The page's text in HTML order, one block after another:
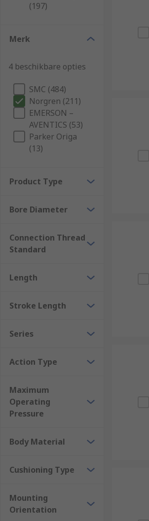
(197)
Merk
4 beschikbare opties
SMC (484)
Norgren (211)
EMERSON –
AVENTICS (53)
Parker Origa
(13)
Product Type
Bore Diameter
Connection Thread
Standard
Length
Stroke Length
Series
Action Type
Maximum
Operating
Pressure
Body Material
Cushioning Type
Mounting
Orientation